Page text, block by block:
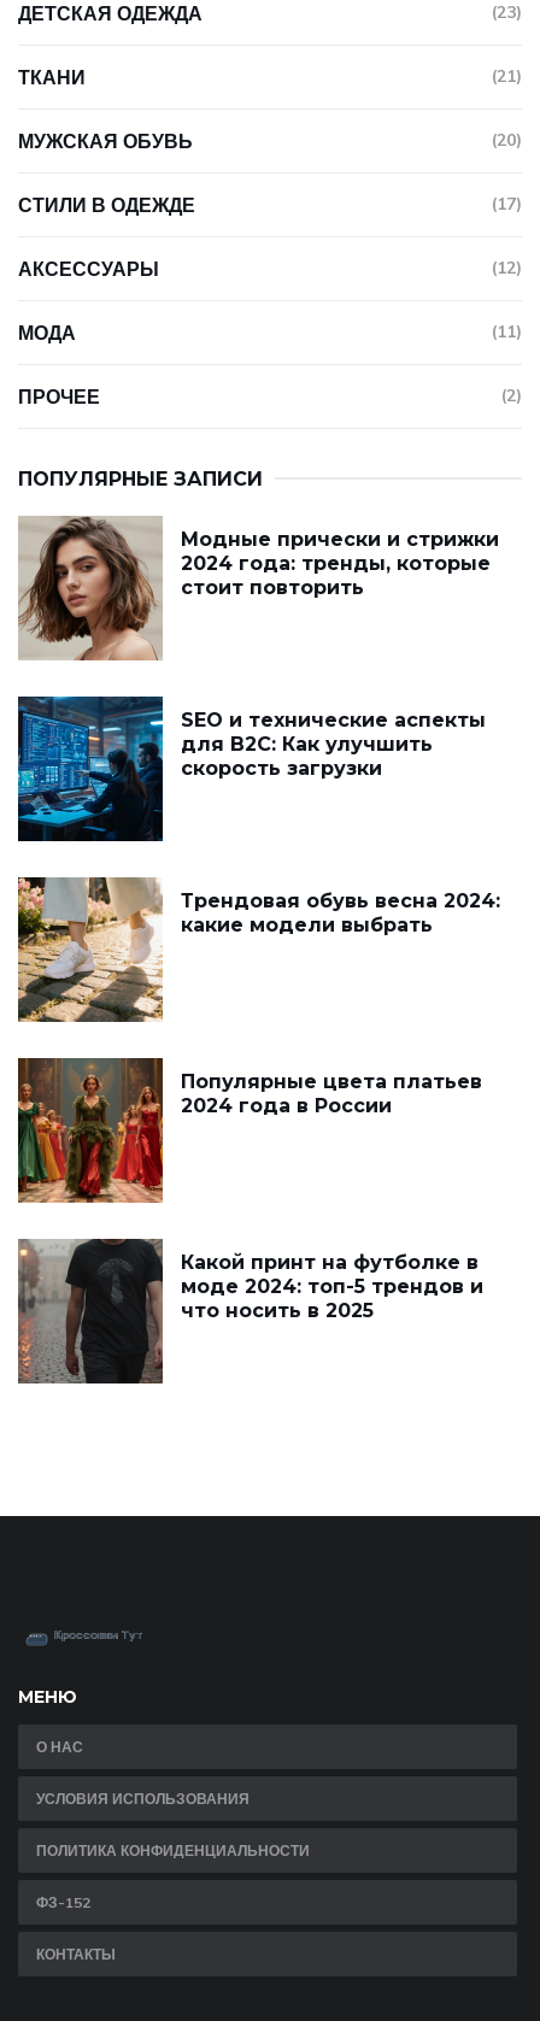
ДЕТСКАЯ ОДЕЖДА (23)
ТКАНИ (21)
МУЖСКАЯ ОБУВЬ (20)
СТИЛИ В ОДЕЖДЕ (17)
АКСЕССУАРЫ (12)
МОДА (11)
ПРОЧЕЕ (2)
ПОПУЛЯРНЫЕ ЗАПИСИ
Модные прически и стрижки
2024 года: тренды, которые
стоит повторить
SEO и технические аспекты
для B2C: Как улучшить
скорость загрузки
Трендовая обувь весна 2024:
какие модели выбрать
Популярные цвета платьев
2024 года в России
Какой принт на футболке в
моде 2024: топ-5 трендов и
что носить в 2025
МЕНЮ
О НАС
УСЛОВИЯ ИСПОЛЬЗОВАНИЯ
ПОЛИТИКА КОНФИДЕНЦИАЛЬНОСТИ
ФЗ-152
КОНТАКТЫ